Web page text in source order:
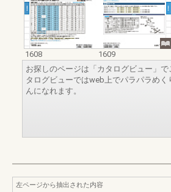
1608
1609
お探しのページは「カタログビュー」
タログビューではweb上でパラパラめく
んになれます。
左ページから抽出された内容